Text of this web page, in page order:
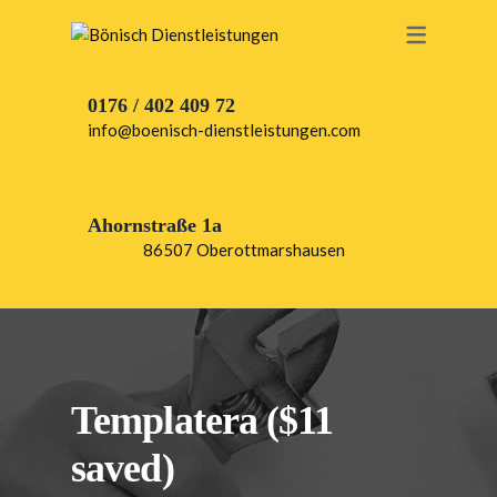
0176 / 402 409 72
info@boenisch-dienstleistungen.com
Ahornstraße 1a
86507 Oberottmarshausen
Templatera ($11
saved)